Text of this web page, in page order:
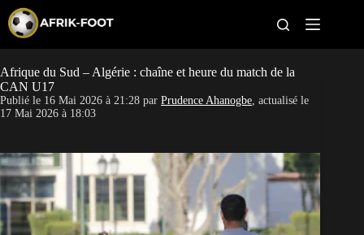
p
o
c
o
e
n
CAN féminine
Pays
Clubs
Classement
Afrique du Sud – Algérie : chaîne et heure du match de la
CAN U17
Publié le 16 Mai 2026 à 21:28 par Prudence Ahanogbe, actualisé le
17 Mai 2026 à 18:03